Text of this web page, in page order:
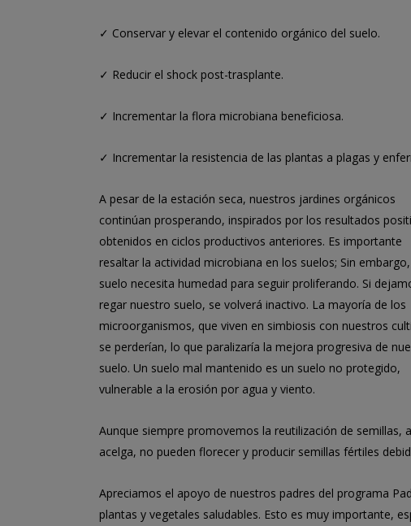
✓ Conservar y elevar el contenido orgánico del suelo.
✓ Reducir el shock post-trasplante.
✓ Incrementar la flora microbiana beneficiosa.
✓ Incrementar la resistencia de las plantas a plagas y
A pesar de la estación seca, nuestros jardines orgánicos
continúan prosperando, inspirados por los resultados
obtenidos en ciclos productivos anteriores. Es importante
resaltar la actividad microbiana en los suelos; Sin
suelo necesita humedad para seguir proliferando. Si
regar nuestro suelo, se volverá inactivo. La mayoría de los
microorganismos, que viven en simbiosis con nuestros
se perderían, lo que paralizaría la mejora progresiva de
suelo. Un suelo mal mantenido es un suelo no protegido,
vulnerable a la erosión por agua y viento.
Aunque siempre promovemos la reutilización de semillas,
acelga, no pueden florecer y producir semillas fértiles
Apreciamos el apoyo de nuestros padres del programa
plantas y vegetales saludables. Esto es muy importante,